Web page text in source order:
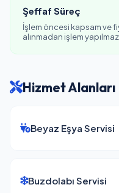
Şeffaf Süreç
İşlem öncesi kapsam ve
alınmadan işlem yapılmaz.
Hizmet Alanları
Beyaz Eşya Servisi
Buzdolabı Servisi